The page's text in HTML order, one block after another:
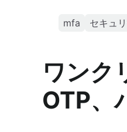
mfa セキュ
ワンク
OTP、